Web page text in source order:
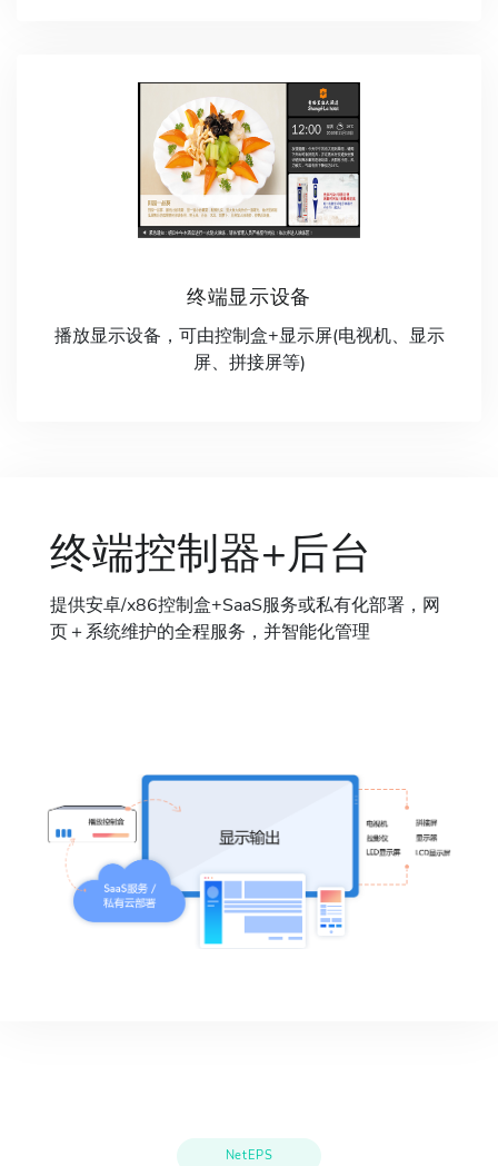
终端显示设备
播放显示设备，可由控制盒+显示屏(电视机、显示
屏、拼接屏等)
终端控制器+后台
提供安卓/x86控制盒+SaaS服务或私有化部署，网
页＋系统维护的全程服务，并智能化管理
NetEPS